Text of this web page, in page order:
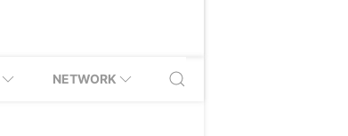
NETWORK